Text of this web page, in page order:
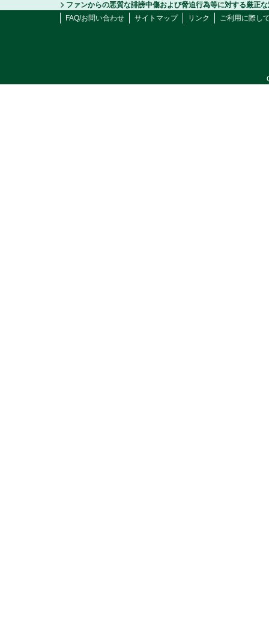
ファンからの悪質な誹謗中傷および脅迫行為等に対する厳正
FAQ/お問い合わせ
サイトマップ リンク ご利用に際し